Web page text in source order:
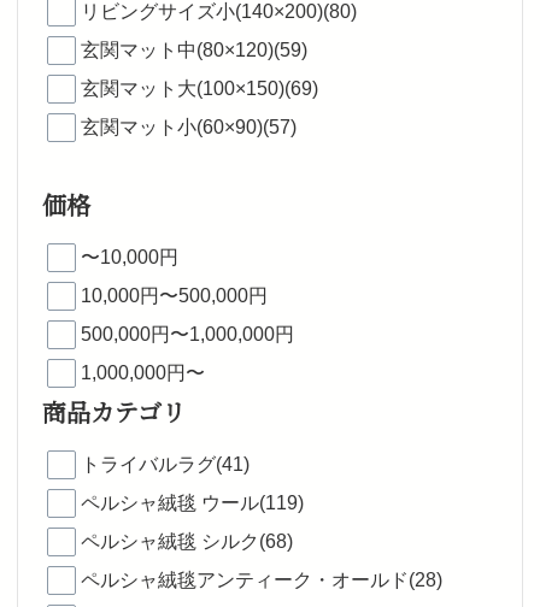
リビングサイズ小(140×200)(80)
玄関マット中(80×120)(59)
玄関マット大(100×150)(69)
玄関マット小(60×90)(57)
価格
〜10,000円
10,000円〜500,000円
500,000円〜1,000,000円
1,000,000円〜
商品カテゴリ
トライバルラグ(41)
ペルシャ絨毯 ウール(119)
ペルシャ絨毯 シルク(68)
ペルシャ絨毯アンティーク・オールド(28)